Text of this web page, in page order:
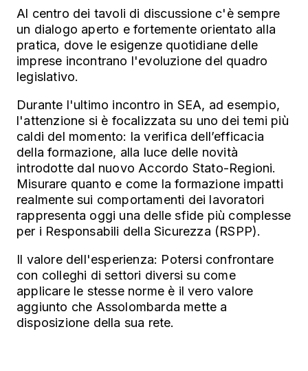
Al centro dei tavoli di discussione c'è sempre
un dialogo aperto e fortemente orientato alla
pratica, dove le esigenze quotidiane delle
imprese incontrano l'evoluzione del quadro
legislativo.
Durante l'ultimo incontro in SEA, ad esempio,
l'attenzione si è focalizzata su uno dei temi più
caldi del momento: la verifica dell’efficacia
della formazione, alla luce delle novità
introdotte dal nuovo Accordo Stato-Regioni.
Misurare quanto e come la formazione impatti
realmente sui comportamenti dei lavoratori
rappresenta oggi una delle sfide più complesse
per i Responsabili della Sicurezza (RSPP).
Il valore dell'esperienza: Potersi confrontare
con colleghi di settori diversi su come
applicare le stesse norme è il vero valore
aggiunto che Assolombarda mette a
disposizione della sua rete.